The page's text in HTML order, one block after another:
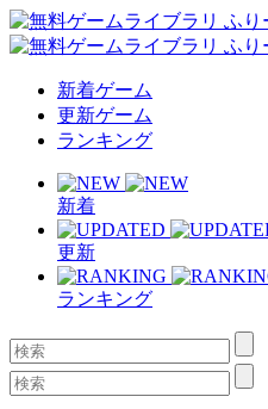
新着ゲーム
更新ゲーム
ランキング
新着
更新
ランキング